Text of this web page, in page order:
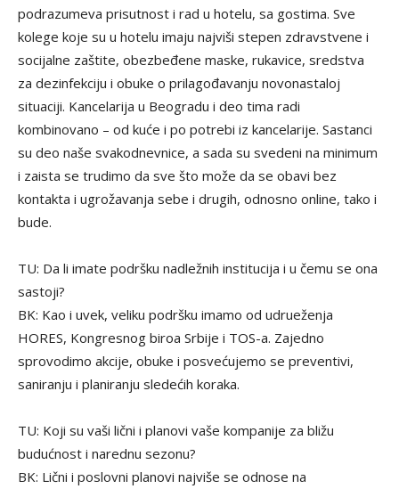
podrazumeva prisutnost i rad u hotelu, sa gostima. Sve
kolege koje su u hotelu imaju najviši stepen zdravstvene i
socijalne zaštite, obezbeđene maske, rukavice, sredstva
za dezinfekciju i obuke o prilagođavanju novonastaloj
situaciji. Kancelarija u Beogradu i deo tima radi
kombinovano – od kuće i po potrebi iz kancelarije. Sastanci
su deo naše svakodnevnice, a sada su svedeni na minimum
i zaista se trudimo da sve što može da se obavi bez
kontakta i ugrožavanja sebe i drugih, odnosno online, tako i
bude.
TU: Da li imate podršku nadležnih institucija i u čemu se ona
sastoji?
BK: Kao i uvek, veliku podršku imamo od udrueženja
HORES, Kongresnog biroa Srbije i TOS-a. Zajedno
sprovodimo akcije, obuke i posvećujemo se preventivi,
saniranju i planiranju sledećih koraka.
TU: Koji su vaši lični i planovi vaše kompanije za bližu
budućnost i narednu sezonu?
BK: Lični i poslovni planovi najviše se odnose na